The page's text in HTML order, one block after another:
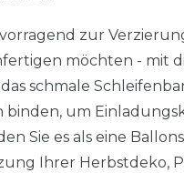
zur
möchten - mit
schmale
binden, um
Sie es als eine
Ihrer Herbstdeko,